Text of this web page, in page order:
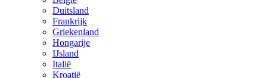
Duitsland
Frankrijk
Griekenland
Hongarije
IJsland
Italië
Kroatië